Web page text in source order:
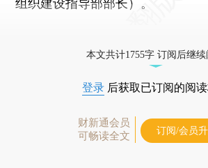
组织建设指导部部长）。
本文共计1755字 订阅后继
登录 后获取已订阅的阅
财新通会员
可畅读全文
订阅/会员